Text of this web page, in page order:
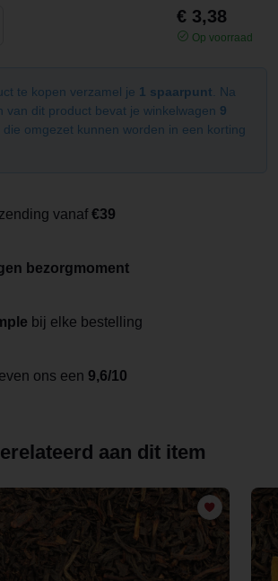
€ 3,38
Op voorraad
te kopen verzamel je 1 spaarpunt . Na
van dit product bevat je winkelwagen 9
die omgezet kunnen worden in een korting
vanaf €39
bezorgmoment
bij elke bestelling
ons een 9,6/10
aan dit item